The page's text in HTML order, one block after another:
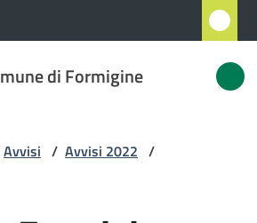
di Formigine
Avvisi / Avvisi 2022 /